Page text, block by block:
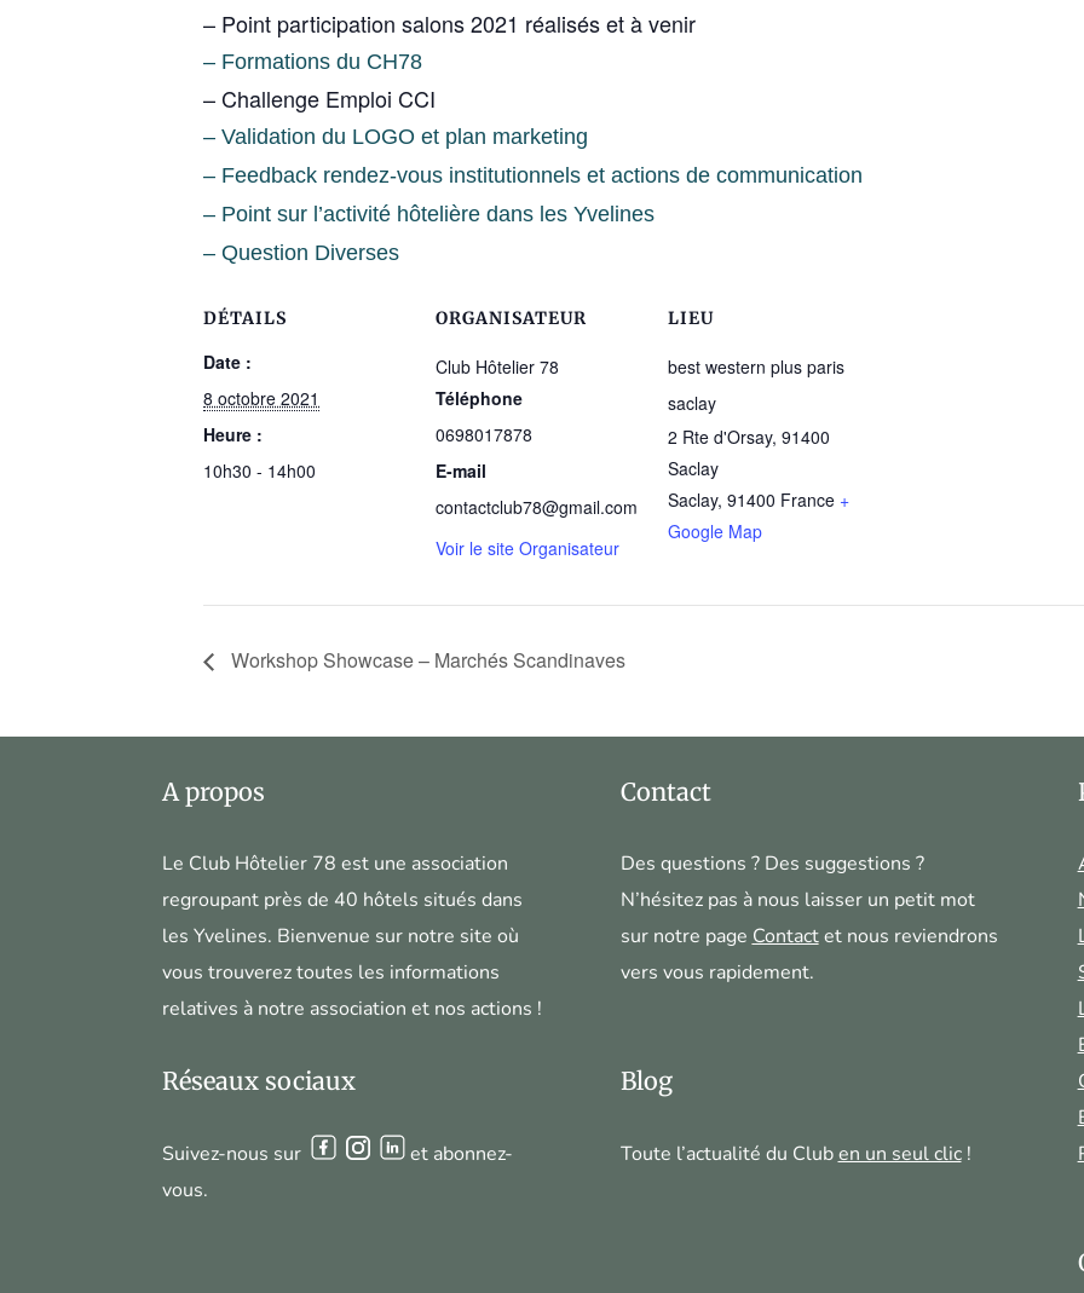
– Point participation salons 2021 réalisés et à venir
– Formations du CH78
– Challenge Emploi CCI
– Validation du LOGO et plan marketing
– Feedback rendez-vous institutionnels et actions de communication
– Point sur l’activité hôtelière dans les Yvelines
– Question Diverses
DÉTAILS
Date :
8 octobre 2021
Heure :
10h30 - 14h00
ORGANISATEUR
Club Hôtelier 78
Téléphone
0698017878
E-mail
contactclub78@gmail.com
Voir le site Organisateur
LIEU
best western plus paris
saclay
2 Rte d'Orsay, 91400
Saclay
Saclay, 91400 France +
Google Map
Workshop Showcase – Marchés Scandinaves
A propos
Le Club Hôtelier 78 est une association
regroupant près de 40 hôtels situés dans
les Yvelines. Bienvenue sur notre site où
vous trouverez toutes les informations
relatives à notre association et nos actions !
Réseaux sociaux
Suivez-nous sur
et abonnez-
vous.
Contact
Des questions ? Des suggestions ?
N’hésitez pas à nous laisser un petit mot
sur notre page Contact et nous reviendrons
vers vous rapidement.
Blog
Toute l’actualité du Cluben un seul clic!